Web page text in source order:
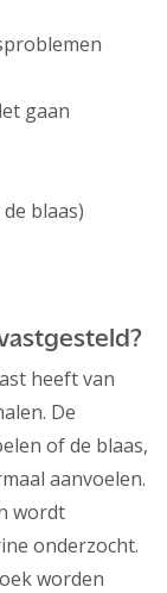
gaan
blaas)
heeft van
De
of de blaas,
aanvoelen.
wordt
onderzocht.
worden